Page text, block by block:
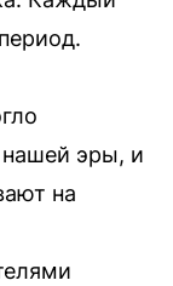
нашей эры, и
на